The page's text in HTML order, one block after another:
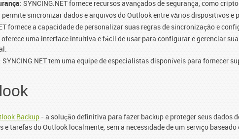
: SYNCING.NET fornece recursos avançados de segurança, como
permite sincronizar dados e arquivos do Outlook entre vários dispositivos
fornece a capacidade de personalizar suas regras de sincronização e
oferece uma interface intuitiva e fácil de usar para configurar e gerenciar
: SYNCING.NET tem uma equipe de especialistas disponíveis para fornecer
Backup - a solução definitiva para fazer backup e proteger seus dados
tarefas do Outlook localmente, sem a necessidade de um serviço baseado